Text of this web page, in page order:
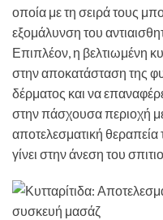
οποία με τη σειρά τους
εξομάλυνση του
Επιπλέον, η βελτιωμένη
στην αποκατάσταση της
δέρματος και να
στην πάσχουσα περιοχή
αποτελεσματική θεραπεία
γίνει στην άνεση του